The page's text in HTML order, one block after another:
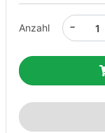
Anzahl -